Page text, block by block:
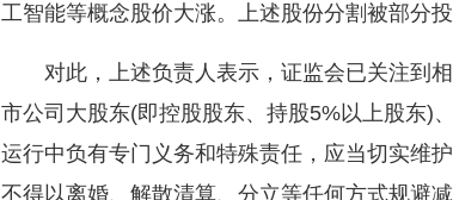
工智能等概念股价大涨。上述股份分割被部分
对此，上述负责人表示，证监会已关注到
市公司大股东(即控股股东、持股5%以上股东)
运行中负有专门义务和特殊责任，应当切实维
不得以离婚、解散清算、分立等任何方式规避